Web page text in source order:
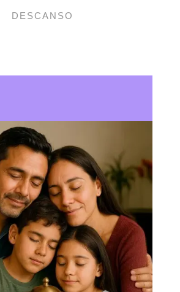
DESCANSO